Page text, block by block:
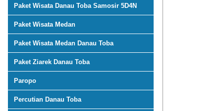
Paket Wisata Danau Toba Samosir 5D4N
Paket Wisata Medan
Paket Wisata Medan Danau Toba
Paket Ziarek Danau Toba
Paropo
Percutian Danau Toba